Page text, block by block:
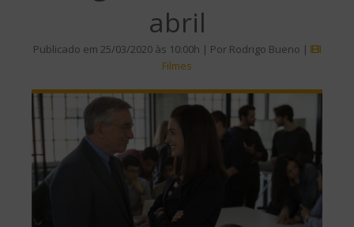
abril
Publicado em 25/03/2020 às 10:00h | Por Rodrigo Bueno |
Filmes